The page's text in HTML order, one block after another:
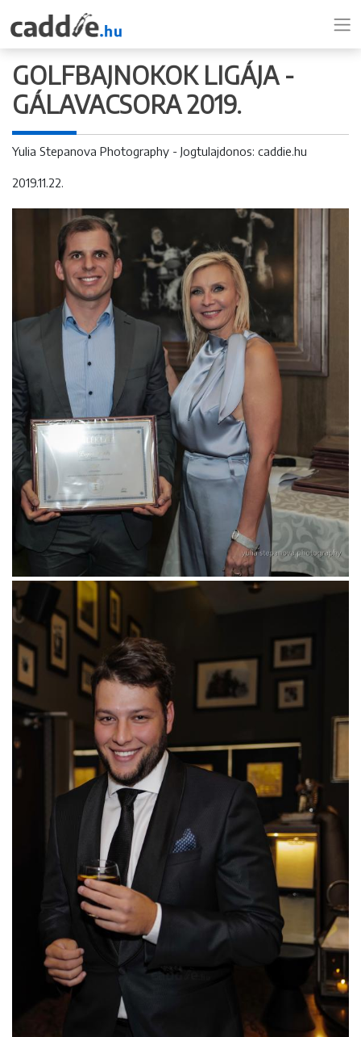
GOLFBAJNOKOK LIGÁJA -
GÁLAVACSORA 2019.
Yulia Stepanova Photography - Jogtulajdonos: caddie.hu
2019.11.22.